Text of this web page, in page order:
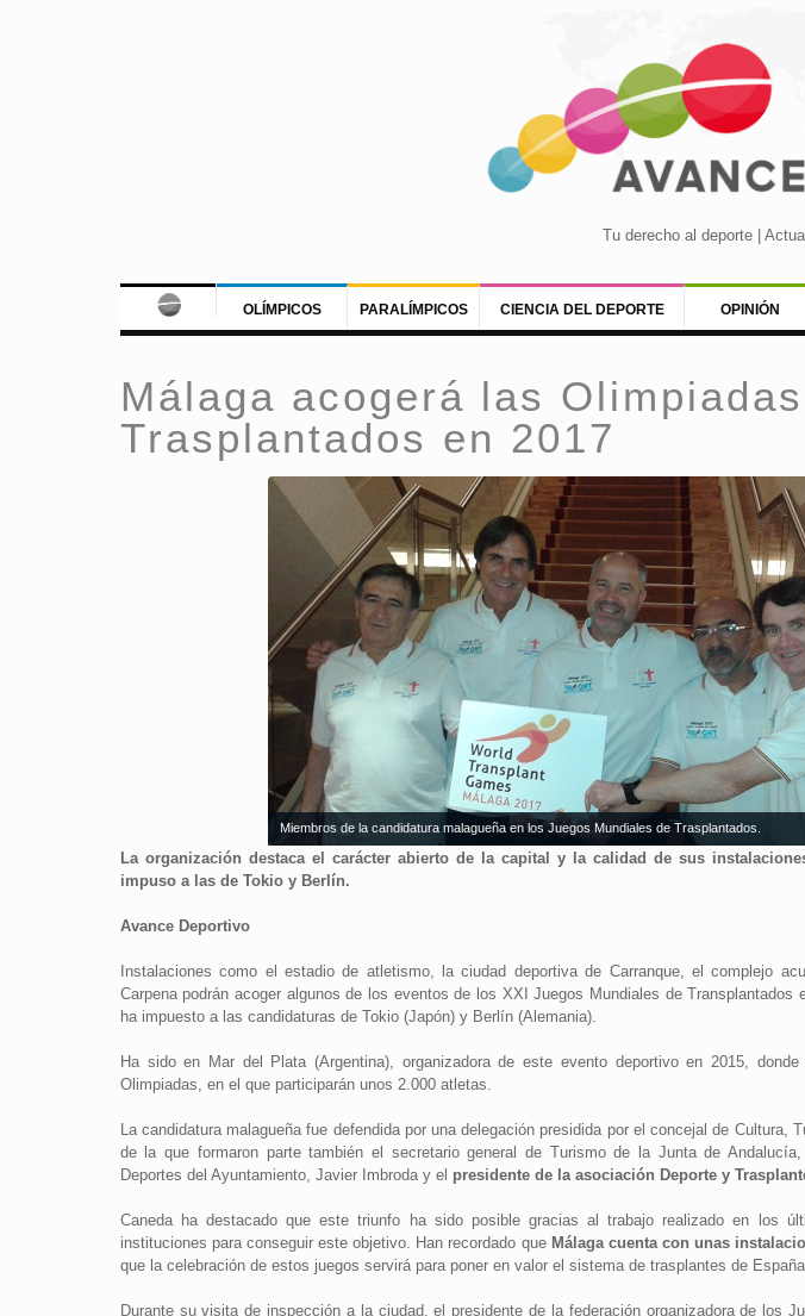
Tu derecho al deporte |
OLÍMPICOS PARALÍMPICOS CIENCIA DEL DEPORTE OPINIÓN
Málaga acogerá las
Trasplantados en 2017
Miembros de la candidatura malagueña en los Juegos Mundiales de Trasplantados.
La organización destaca el carácter abierto de la capital y la calidad de sus
impuso a las de Tokio y Berlín.
Avance Deportivo
Instalaciones como el estadio de atletismo, la ciudad deportiva de Carranque, el complejo
Carpena podrán acoger algunos de los eventos de los XXI Juegos Mundiales de Transplantados
ha impuesto a las candidaturas de Tokio (Japón) y Berlín (Alemania).
Ha sido en Mar del Plata (Argentina), organizadora de este evento deportivo en 2015,
Olimpiadas, en el que participarán unos 2.000 atletas.
La candidatura malagueña fue defendida por una delegación presidida por el concejal de Cultura,
de la que formaron parte también el secretario general de Turismo de la Junta de
Deportes del Ayuntamiento, Javier Imbroda y el presidente de la asociación Deporte y
Caneda ha destacado que este triunfo ha sido posible gracias al trabajo realizado en los
instituciones para conseguir este objetivo. Han recordado que Málaga cuenta con unas
que la celebración de estos juegos servirá para poner en valor el sistema de trasplantes de
Durante su visita de inspección a la ciudad, el presidente de la federación organizadora de los